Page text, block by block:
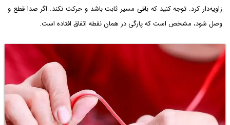
زاویه‌دار کرد. توجه کنید که باقی مسیر ثابت باشد و حرکت نکند. اگر صدا قطع و
وصل شود، مشخص است که پارگی در همان نقطه اتفاق افتاده است.